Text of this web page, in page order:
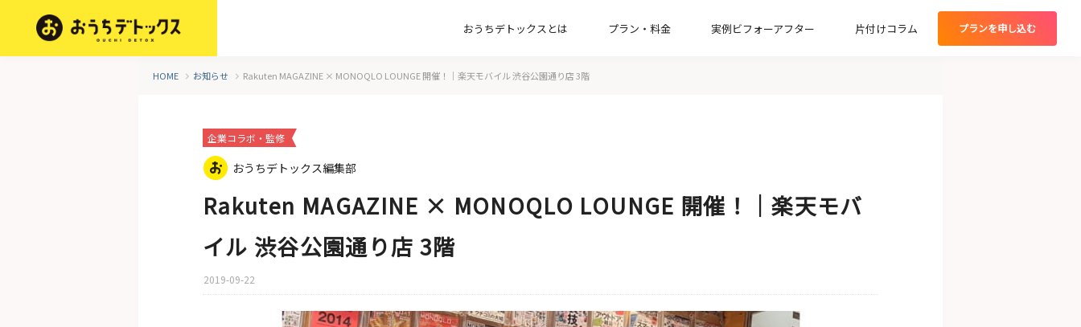
おうちデトックスとは プラン・料金
【一緒に片付け】整理収納コンサルティングプラン
実例ビフォーアフター 片付けコラム プランを申し込む
HOME お知らせ Rakuten MAGAZINE × MONOQLO LOUNGE 開催！｜楽天モバイル 渋谷公園通り店 3階
企業コラボ・監修
おうちデトックス編集部
Rakuten MAGAZINE × MONOQLO LOUNGE 開催！｜楽天モバ
イル 渋谷公園通り店 3階
2019-09-22